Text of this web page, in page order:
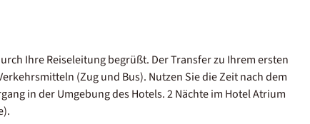
Ihre Reiseleitung begrüßt. Der Transfer zu Ihrem ersten
(Zug und Bus). Nutzen Sie die Zeit nach dem
in der Umgebung des Hotels. 2 Nächte im Hotel Atrium